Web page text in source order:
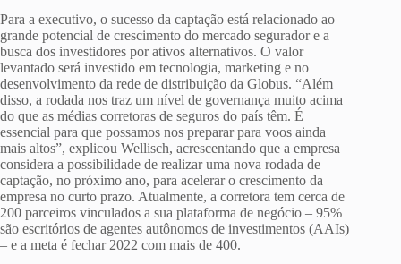
Para a executivo, o sucesso da captação está relacionado ao
grande potencial de crescimento do mercado segurador e a
busca dos investidores por ativos alternativos. O valor
levantado será investido em tecnologia, marketing e no
desenvolvimento da rede de distribuição da Globus. “Além
disso, a rodada nos traz um nível de governança muito acima
do que as médias corretoras de seguros do país têm. É
essencial para que possamos nos preparar para voos ainda
mais altos”, explicou Wellisch, acrescentando que a empresa
considera a possibilidade de realizar uma nova rodada de
captação, no próximo ano, para acelerar o crescimento da
empresa no curto prazo. Atualmente, a corretora tem cerca de
200 parceiros vinculados a sua plataforma de negócio – 95%
são escritórios de agentes autônomos de investimentos (AAIs)
– e a meta é fechar 2022 com mais de 400.